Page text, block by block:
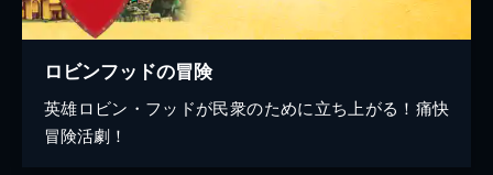
ロビンフッドの冒険
英雄ロビン・フッドが民衆のために立ち上がる！痛快
冒険活劇！